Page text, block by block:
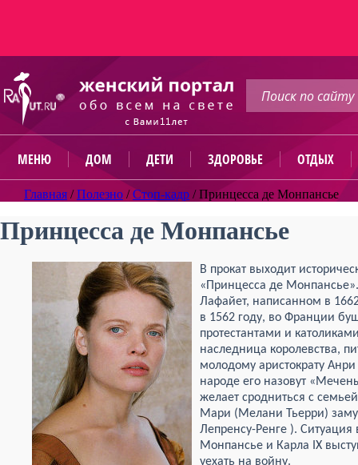
МЕНЮ ДОМ ДЕТИ ЗДОРОВЬЕ ОТДЫХ
Главная /Полезно /Стоп-кадр /Принцесса де Монпансье
Принцесса де Монпансье
В прокат выходит
«Принцесса де
Лафайет, написанном в
в 1562 году, во Франции
протестантами и
наследница королевства,
молодому аристократу
народе его назовут
желает сродниться с
Мари (Мелани Тьерри)
Лепренсу-Ренге ).
Монпансье и Карла IX
уехать на войну.